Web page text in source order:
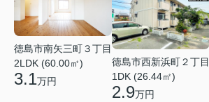
徳島市南矢三町３丁目
2LDK (60.00㎡)
3.1万円
徳島市西新浜町２丁目
1DK (26.44㎡)
2.9万円